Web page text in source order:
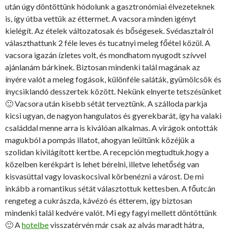
után úgy döntöttünk hódolunk a gasztronómiai élvezeteknek
is, így útba vettük az éttermet. A vacsora minden igényt
kielégít. Az ételek változatosak és bőségesek. Svédasztalról
választhattunk 2 féle leves és tucatnyi meleg főétel közül. A
vacsora igazán ízletes volt, és mondhatom nyugodt szívvel
ajánlanám bárkinek. Biztosan mindenki talál magának az
ínyére valót a meleg fogások, különféle saláták, gyümölcsök és
ínycsiklandó desszertek között. Nekünk elnyerte tetszésünket
🙂 Vacsora után kisebb sétát terveztünk. A szálloda parkja
kicsi ugyan, de nagyon hangulatos és gyerekbarát, így ha valaki
családdal menne arra is kiválóan alkalmas. A virágok ontották
magukból a pompás illatot, ahogyan leültünk közéjük a
szolidan kivilágított kertbe. A recepción megtudtuk,hogy a
közelben kerékpárt is lehet bérelni, illetve lehetőség van
kisvasúttal vagy lovaskocsival körbenézni a várost. De mi
inkább a romantikus sétát választottuk kettesben. A főutcán
rengeteg a cukrászda, kávézó és étterem, így biztosan
mindenki talál kedvére valót. Mi egy fagyi mellett döntöttünk
🙂 Ahotelbevisszatérvén már csak az alvás maradt hátra,